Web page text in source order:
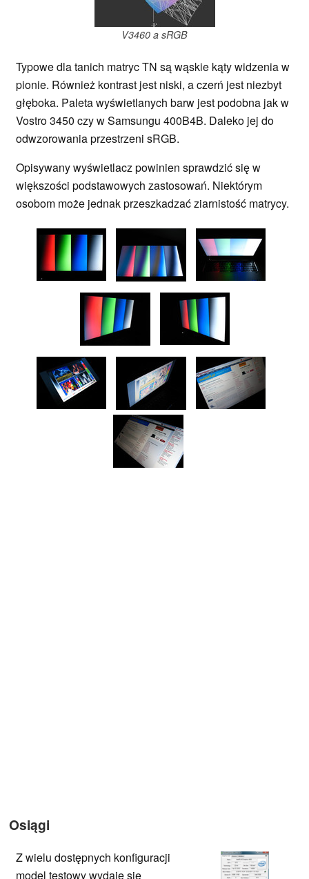
V3460 a sRGB
Typowe dla tanich matryc TN są wąskie kąty widzenia w
pionie. Również kontrast jest niski, a czerń jest niezbyt
głęboka. Paleta wyświetlanych barw jest podobna jak w
Vostro 3450 czy w Samsungu 400B4B. Daleko jej do
odwzorowania przestrzeni sRGB.
Opisywany wyświetlacz powinien sprawdzić się w
większości podstawowych zastosowań. Niektórym
osobom może jednak przeszkadzać ziarnistość matrycy.
Osiągi
Z wielu dostępnych konfiguracji
model testowy wydaje się